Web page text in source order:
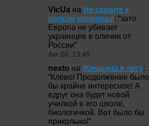
VicUa на Не скачите к
волкам,украинцы!: “зато
Европа не убивает
украинцев в оличии от
России”
Авг 20, 13:45
nexto на Женщина в лесу:
“Клёво! Продолжение было
бы крайне интересное! А
вдруг она будет новой
училкой в его школе,
биологичкой. Вот было бы
прикольно!”